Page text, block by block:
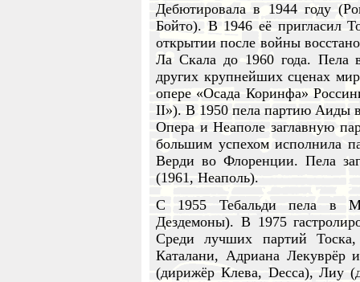
Дебютировала в 1944 году
Бойто). В 1946 её пригласил
открытии после войны
Ла Скала до 1960 года. Пела
других крупнейших сценах
опере «Осада Коринфа»
II»). В 1950 пела партию Аиды
Опера и Неаполе заглавную
большим успехом исполнила
Верди во Флоренции. Пела
(1961, Неаполь).
С 1955 Тебальди пела в
Дездемоны). В 1975
Среди лучших партий
Каталани, Адриана Лекуврёр
(дирижёр Клева, Decca), Лиу